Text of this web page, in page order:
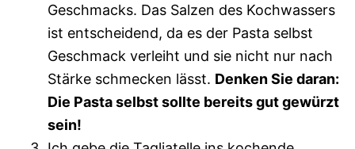
Geschmacks. Das Salzen des Kochwassers
ist entscheidend, da es der Pasta selbst
Geschmack verleiht und sie nicht nur nach
Stärke schmecken lässt. Denken Sie daran:
Die Pasta selbst sollte bereits gut gewürzt
sein!